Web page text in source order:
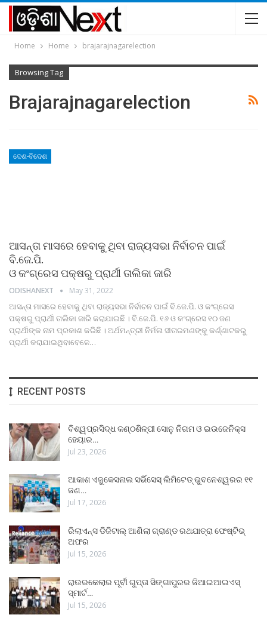
Home Home brajarajnagarelection
Browsing Tag
Brajarajnagarelection
ଦେଶ-ବିଦେଶ
ଆସନ୍ତା ମାସରେ ହେବାକୁ ଥିବା ରାଜ୍ୟସଭା ନିର୍ବାଚନ ପାଇଁ
ବି.ଜେ.ପି.
ଓ କଂଗ୍ରେସ ପକ୍ଷରୁ ପ୍ରାର୍ଥୀ ତାଲିକା ଜାରି
ODISHANEXT May 31, 2022
ଆସନ୍ତା ମାସରେ ହେବାକୁ ଥିବା ରାଜ୍ୟସଭା ନିର୍ବାଚନ ପାଇଁ ବି.ଜେ.ପି. ଓ କଂଗ୍ରେସ
ପକ୍ଷରୁ ପ୍ରାର୍ଥୀ ତାଲିକା ଜାରି କରାଯାଇଛି । ବି.ଜେ.ପି. ୧୬ ଓ କଂଗ୍ରେସ ୧୦ ଜଣ
ପ୍ରାର୍ଥୀଙ୍କ ନାମ ପ୍ରକାଶ କରିଛି । ଅର୍ଥମନ୍ତ୍ରୀ ନିର୍ମଳା ସୀତାରମଣଙ୍କୁ କର୍ଣ୍ଣାଟକରୁ
ପ୍ରାର୍ଥୀ କରାଯାଇଥିବାବେଳେ…
RECENT POSTS
ବିଶ୍ୱପ୍ରସିଦ୍ଧ କଣ୍ଠଶିଳ୍ପୀ ସୋନୁ ନିଗମ ଓ ଇଉଜେନିକ୍ସ
ହେୟାର…
Jul 23, 2026
ଆକାଶ ଏଜୁକେସନାଲ ସର୍ଭିସେସ୍ ଲିମିଟେଡ୍ ଭୁବନେଶ୍ୱରର ୧୧
ଜଣ…
Jul 17, 2026
ରିଲାଏନ୍ସ ଡିଜିଟାଲ୍ ଆଣିଲା ଗ୍ରାଣ୍ଡ ରଥଯାତ୍ରା ଫେଷ୍ଟିଭ୍
ଅଫର
Jul 15, 2026
ରାଉରକେଲାର ପୂର୍ବୀ ଗୁପ୍ତା ସିଙ୍ଗାପୁରର ଜିଆଇଆଇଏସ୍
ସ୍ମାର୍ଟ…
Jul 15, 2026